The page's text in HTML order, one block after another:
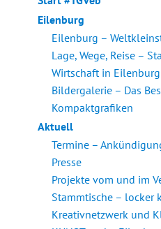
Eilenburg
Eilenburg –
Lage, Wege, Reise –
Wirtschaft in
Bildergalerie – Das
Kompaktgrafiken
Aktuell
Termine –
Presse
Projekte vom und im
Stammtische – locker
Kreativnetzwerk und